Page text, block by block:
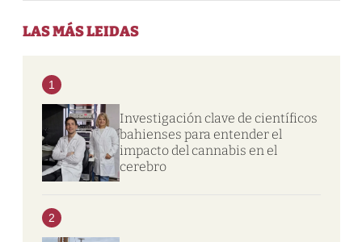
LAS MÁS LEIDAS
1
Investigación clave de científicos
bahienses para entender el
impacto del cannabis en el
cerebro
2